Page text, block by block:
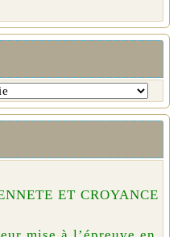
ET CROYANCE